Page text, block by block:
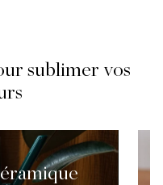
sublimer vos